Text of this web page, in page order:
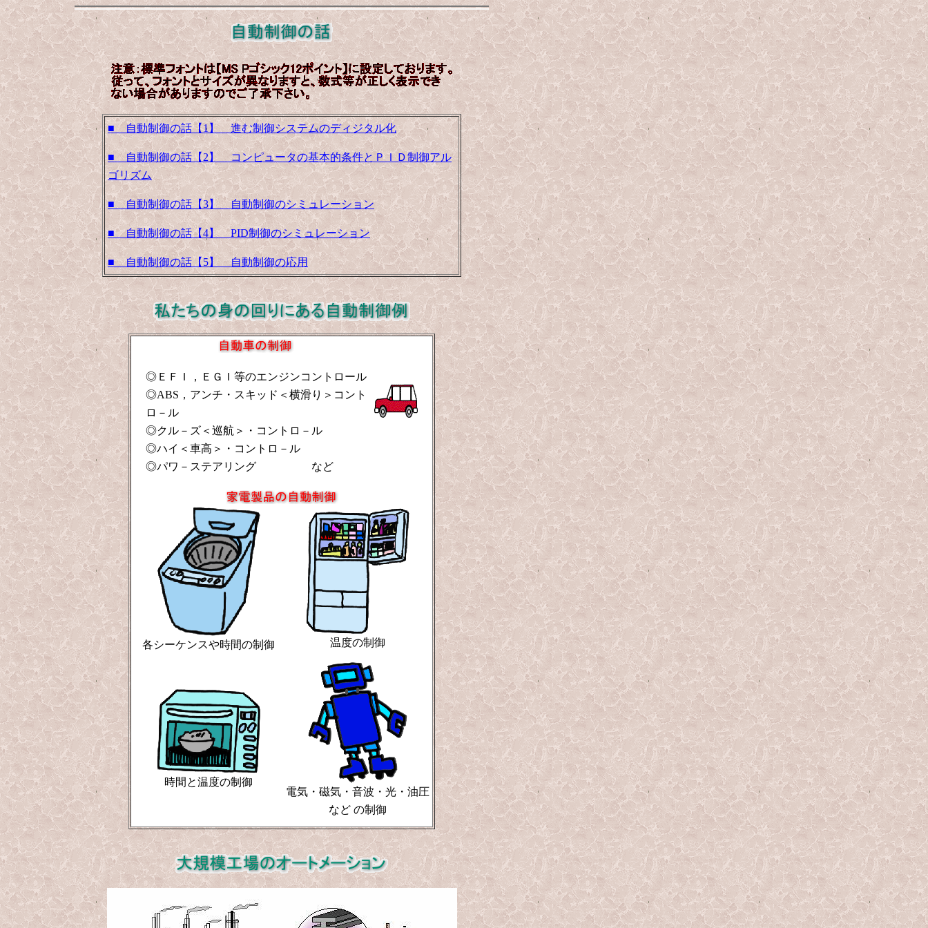
■ 自動制御の話【1】 進む制御システムのディジタル化
■ 自動制御の話【2】 コンピュータの基本的条件とＰＩＤ制御アル
ゴリズム
■ 自動制御の話【3】 自動制御のシミュレーション
■ 自動制御の話【4】 PID制御のシミュレーション
■ 自動制御の話【5】 自動制御の応用
◎ＥＦＩ，ＥＧＩ等のエンジンコントロール
◎ABS，アンチ・スキッド＜横滑り＞コント
ロ－ル
◎クル－ズ＜巡航＞・コントロ－ル
◎ハイ＜車高＞・コントロ－ル
◎パワ－ステアリング など
各シーケンスや時間の制御 温度の制御
時間と温度の制御
電気・磁気・音波・光・油圧
など の制御